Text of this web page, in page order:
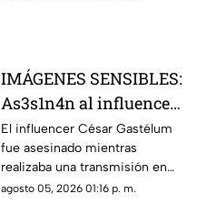
del Rocha con el narco, las
extorsiones o el cobro de piso.
IMÁGENES SENSIBLES:
As3s1n4n al influencer
César Gastélum
mientras realizaba una
transmisión en vivo;
esto se sabe
El influencer César Gastélum
fue asesinado mientras
realizaba una transmisión en
vivo en sus redes sociales.
agosto 05, 2026 01:16 p. m.